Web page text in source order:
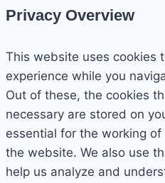
Privacy Overview
This website uses cookies
experience while you
Out of these, the cookies
necessary are stored on
essential for the working
the website. We also use
help us analyze and